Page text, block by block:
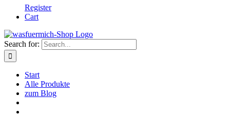
Register
Cart
Search for:
Start
Alle Produkte
zum Blog